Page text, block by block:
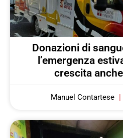
Donazioni di
l’emergenza
crescita
Manuel Contartese